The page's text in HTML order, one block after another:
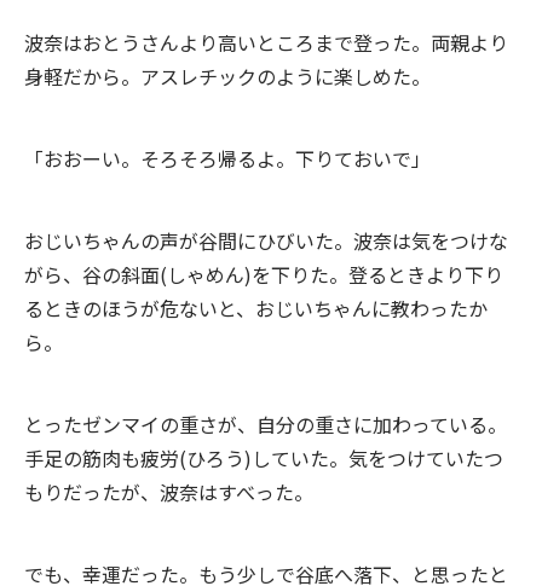
波奈はおとうさんより高いところまで登った。両親より
身軽だから。アスレチックのように楽しめた。
「おおーい。そろそろ帰るよ。下りておいで」
おじいちゃんの声が谷間にひびいた。波奈は気をつけな
がら、谷の斜面(しゃめん)を下りた。登るときより下り
るときのほうが危ないと、おじいちゃんに教わったか
ら。
とったゼンマイの重さが、自分の重さに加わっている。
手足の筋肉も疲労(ひろう)していた。気をつけていたつ
もりだったが、波奈はすべった。
でも、幸運だった。もう少しで谷底へ落下、と思ったと